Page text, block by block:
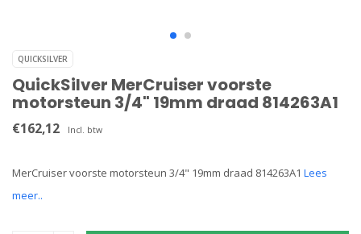
QUICKSILVER
QuickSilver MerCruiser voorste
motorsteun 3/4" 19mm draad 814263A1
€162,12 Incl. btw
MerCruiser voorste motorsteun 3/4" 19mm draad 814263A1 Lees
meer..